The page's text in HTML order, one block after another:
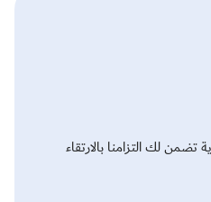
لك التزامنا بالارتقاء